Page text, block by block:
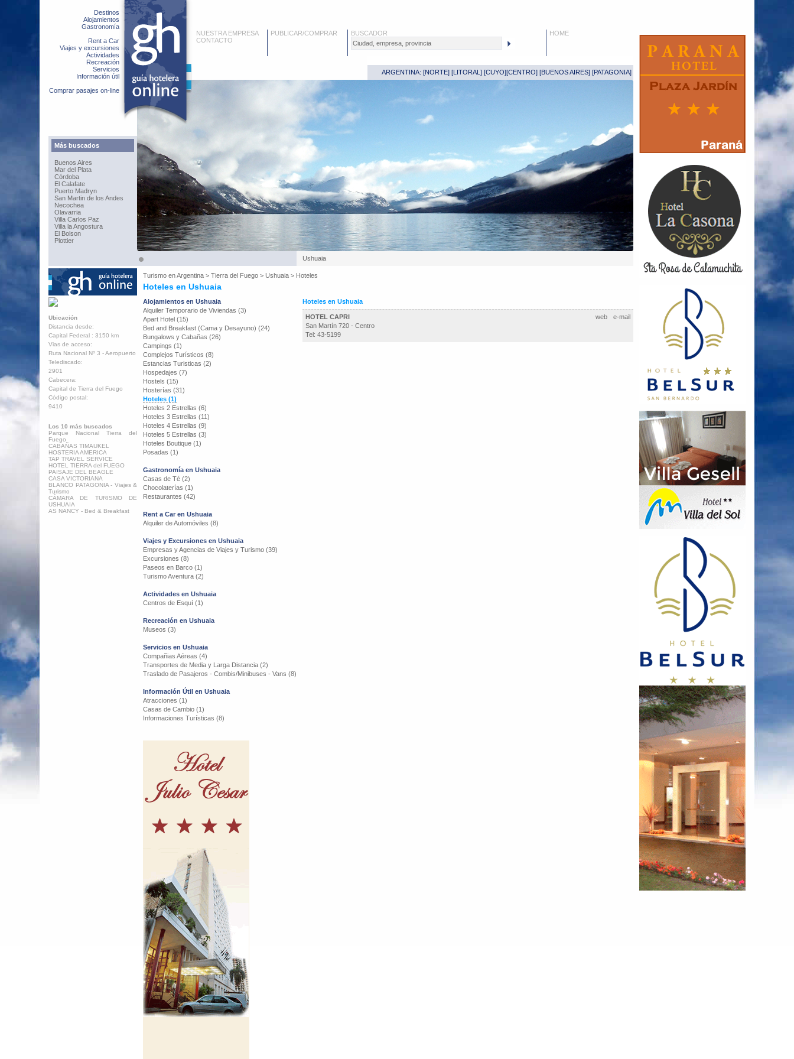
Destinos
Alojamientos
Gastronomía
Rent a Car
Viajes y excursiones
Actividades
Recreación
Servicios
Información útil
Comprar pasajes on-line
Más buscados
Buenos Aires
Mar del Plata
Córdoba
El Calafate
Puerto Madryn
San Martin de los Andes
Necochea
Olavarria
Villa Carlos Paz
Villa la Angostura
El Bolson
Plottier
NUESTRA EMPRESA
CONTACTO
PUBLICAR/COMPRAR BUSCADOR HOME
ARGENTINA: [NORTE] [LITORAL ] [CUYO][CENTRO] [BUENOS AIRES] [PATAGONIA]
Ushuaia
Turismo enArgentina > Tierra del Fuego > Ushuaia > Hoteles
Hoteles en Ushuaia
Ubicación
Distancia desde:
Capital Federal : 3150 km
Vias de acceso:
Ruta Nacional Nº 3 - Aeropuerto
Telediscado:
2901
Cabecera:
Capital de Tierra del Fuego
Código postal:
9410
Los 10 más buscados
Parque Nacional Tierra del
Fuego
CABAÑAS TIMAUKEL
HOSTERIA AMERICA
TAP TRAVEL SERVICE
HOTEL TIERRA del FUEGO
PAISAJE DEL BEAGLE
CASA VICTORIANA
BLANCO PATAGONIA - Viajes &
Turismo
CÁMARA DE TURISMO DE
USHUAIA
AS NANCY - Bed & Breakfast
Alojamientos en Ushuaia
Alquiler Temporario de Viviendas (3)
Apart Hotel (15)
Bed and Breakfast (Cama y Desayuno) (24)
Bungalows y Cabañas (26)
Campings (1)
Complejos Turísticos (8)
Estancias Turisticas (2)
Hospedajes (7)
Hostels (15)
Hosterías (31)
Hoteles (1)
Hoteles 2 Estrellas (6)
Hoteles 3 Estrellas (11)
Hoteles 4 Estrellas (9)
Hoteles 5 Estrellas (3)
Hoteles Boutique (1)
Posadas (1)
Gastronomía en Ushuaia
Casas de Té (2)
Chocolaterías (1)
Restaurantes (42)
Rent a Car en Ushuaia
Alquiler de Automóviles (8)
Viajes y Excursiones en Ushuaia
Empresas y Agencias de Viajes y Turismo (39)
Excursiones (8)
Paseos en Barco (1)
Turismo Aventura (2)
Actividades en Ushuaia
Centros de Esquí (1)
Recreación en Ushuaia
Museos (3)
Servicios en Ushuaia
Compañias Aéreas (4)
Transportes de Media y Larga Distancia (2)
Traslado de Pasajeros - Combis/Minibuses - Vans (8)
Información Útil en Ushuaia
Atracciones (1)
Casas de Cambio (1)
Informaciones Turísticas (8)
Hoteles en Ushuaia
e-mail
web
HOTEL CAPRI
San Martín 720 - Centro
Tel: 43-5199